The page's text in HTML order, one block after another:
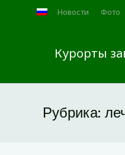
Новости Фото
Курорты
Рубрика: